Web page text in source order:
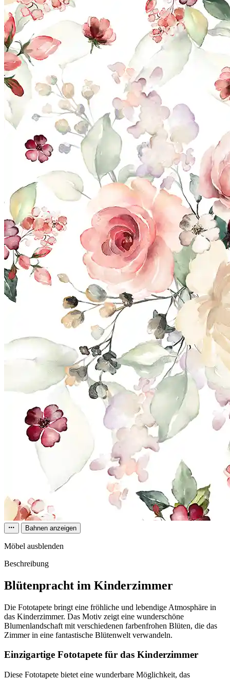
Bahnen anzeigen
Möbel ausblenden
Beschreibung
Blütenpracht im Kinderzimmer
Die Fototapete bringt eine fröhliche und lebendige Atmosphäre in
das Kinderzimmer. Das Motiv zeigt eine wunderschöne
Blumenlandschaft mit verschiedenen farbenfrohen Blüten, die das
Zimmer in eine fantastische Blütenwelt verwandeln.
Einzigartige Fototapete für das Kinderzimmer
Diese Fototapete bietet eine wunderbare Möglichkeit, das